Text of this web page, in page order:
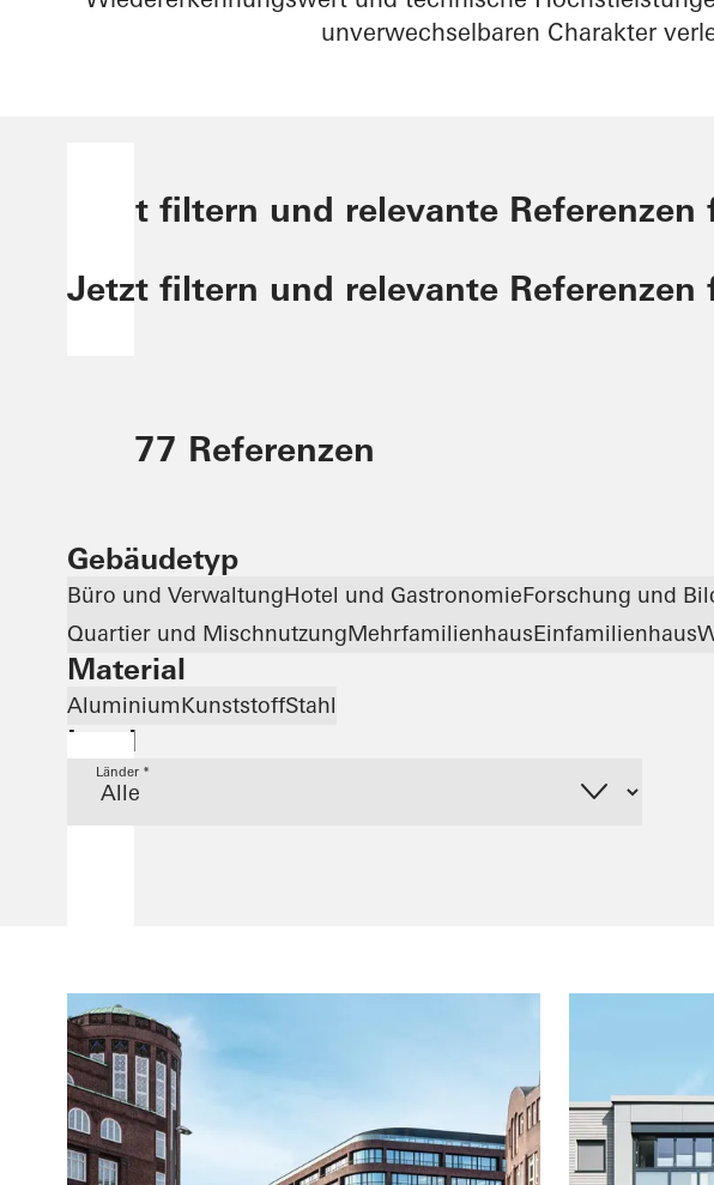
unverwechselbaren Charakter
Jetzt filtern und relevante Referenzen
Jetzt filtern und relevante Referenzen
77 Referenzen
Gebäudetyp
Büro und VerwaltungHotel und GastronomieForschung und
Quartier und MischnutzungMehrfamilienhausEinfamilienhaus
Material
AluminiumKunststoffStahl
Land
Länder *